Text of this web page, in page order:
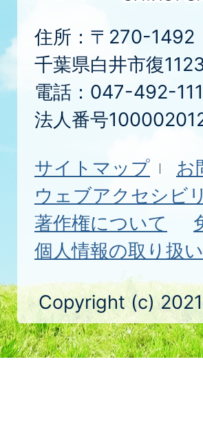
住所：〒270-1492
千葉県白井市復
電話：047-492-
法人番号
サイトマップ
お
ウェブアクセシビ
著作権について
個人情報の取り扱い
Copyright (c)